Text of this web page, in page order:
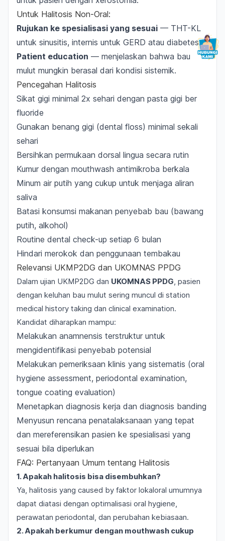
Untuk Halitosis Non-Oral:
Rujukan ke spesialisasi yang sesuai — THT-KL
untuk sinusitis, internis untuk GERD atau diabetes.
Patient education — menjelaskan bahwa bau
mulut mungkin berasal dari kondisi sistemik.
Pencegahan Halitosis
Sikat gigi minimal 2x sehari dengan pasta gigi ber
fluoride
Gunakan benang gigi (dental floss) minimal sekali
sehari
Bersihkan permukaan dorsal lingua secara rutin
Kumur dengan mouthwash antimikroba berkala
Minum air putih yang cukup untuk menjaga aliran
saliva
Batasi konsumsi makanan penyebab bau (bawang
putih, alkohol)
Routine dental check-up setiap 6 bulan
Hindari merokok dan penggunaan tembakau
Relevansi UKMP2DG dan UKOMNAS PPDG
Dalam ujian UKMP2DG dan UKOMNAS PPDG, pasien
dengan keluhan bau mulut sering muncul di station
medical history taking dan clinical examination.
Kandidat diharapkan mampu:
Melakukan anamnensis terstruktur untuk
mengidentifikasi penyebab potensial
Melakukan pemeriksaan klinis yang sistematis (oral
hygiene assessment, periodontal examination,
tongue coating evaluation)
Menetapkan diagnosis kerja dan diagnosis banding
Menyusun rencana penatalaksanaan yang tepat
dan mereferensikan pasien ke spesialisasi yang
sesuai bila diperlukan
FAQ: Pertanyaan Umum tentang Halitosis
1. Apakah halitosis bisa disembuhkan?
Ya, halitosis yang caused by faktor lokaloral umumnya
dapat diatasi dengan optimalisasi oral hygiene,
perawatan periodontal, dan perubahan kebiasaan.
2. Apakah berkumur dengan mouthwash cukup